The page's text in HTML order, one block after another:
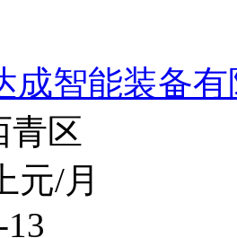
成智能装备
青区
元/月